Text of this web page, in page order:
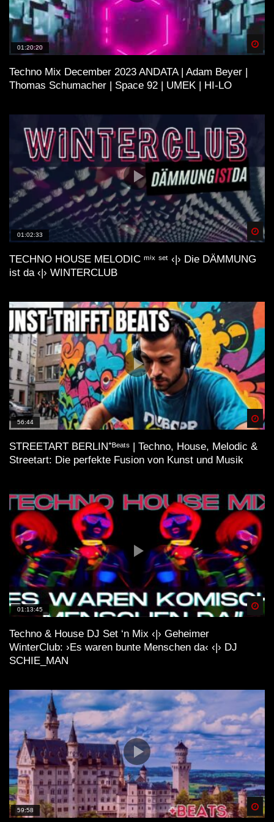
01:20:20
Techno Mix December 2023 ANDATA | Adam Beyer |
Thomas Schumacher | Space 92 | UMEK | HI-LO
01:02:33
TECHNO HOUSE MELODIC ᵐⁱˣ ˢᵉᵗ ‹|› Die DÄMMUNG
ist da ‹|› WINTERCLUB
56:44
STREETART BERLIN⁺ᴮᵉᵃᵗˢ | Techno, House, Melodic &
Streetart: Die perfekte Fusion von Kunst und Musik
01:13:45
Techno & House DJ Set ‘n Mix ‹|› Geheimer
WinterClub: ›Es waren bunte Menschen da‹ ‹|› DJ
SCHIE_MAN
59:58